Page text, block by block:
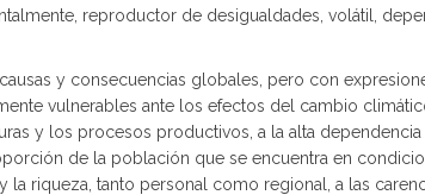
reproductor de desigualdades, volátil,
y consecuencias globales, pero con
vulnerables ante los efectos del cambio
y los procesos productivos, a la alta
de la población que se encuentra en
riqueza, tanto personal como regional, a las